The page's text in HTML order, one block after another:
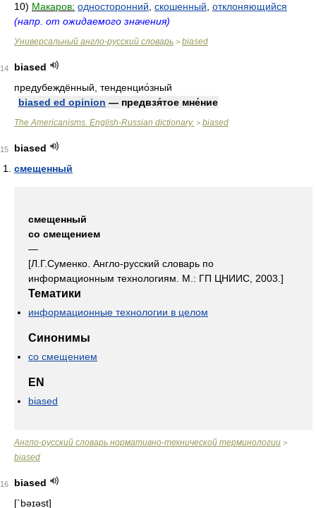
10) Макаров: односторонний скошенный отклоняющийся
(напр. от ожидаемого значения)
Универсальный англо-русский словарь > biased
14
biased
предубеждённый, тенденцио́зный
biased ed opinion — предвзя́тое мне́ние
The Americanisms. English-Russian dictionary. > biased
15
biased
смещенный
смещенный
со смещением
—
[Л.Г.Суменко. Англо-русский словарь по
информационным технологиям. М.: ГП ЦНИИС, 2003.]
Тематики
информационные технологии в целом
Синонимы
со смещением
EN
biased
Англо-русский словарь нормативно-технической терминологии >
biased
16
biased
[`bəɪəst]